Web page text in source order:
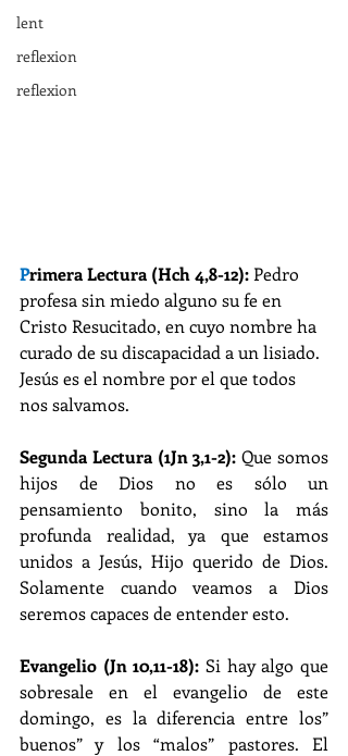
lent
reflexion
reflexion
Primera Lectura (Hch 4,8-12): Pedro
profesa sin miedo alguno su fe en
Cristo Resucitado, en cuyo nombre ha
curado de su discapacidad a un lisiado.
Jesús es el nombre por el que todos
nos salvamos.
Segunda Lectura (1Jn 3,1-2): Que somos
hijos de Dios no es sólo un
pensamiento bonito, sino la más
profunda realidad, ya que estamos
unidos a Jesús, Hijo querido de Dios.
Solamente cuando veamos a Dios
seremos capaces de entender esto.
Evangelio (Jn 10,11-18): Si hay algo que
sobresale en el evangelio de este
domingo, es la diferencia entre los”
buenos” y los “malos” pastores. El